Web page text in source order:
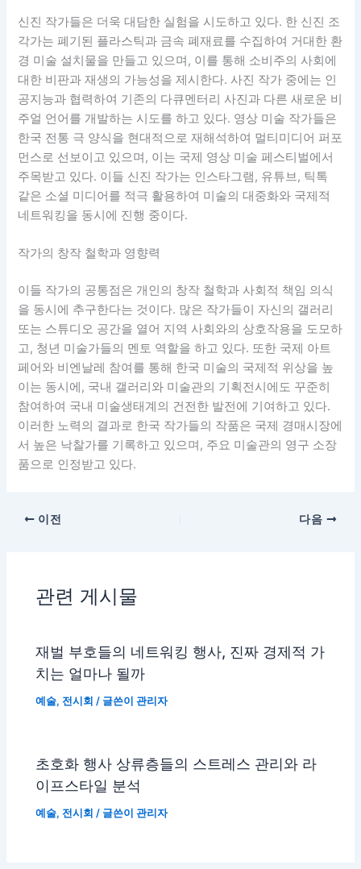
신진 작가들은 더욱 대담한 실험을 시도하고 있다. 한 신진 조
각가는 폐기된 플라스틱과 금속 폐재료를 수집하여 거대한 환
경 미술 설치물을 만들고 있으며, 이를 통해 소비주의 사회에
대한 비판과 재생의 가능성을 제시한다. 사진 작가 중에는 인
공지능과 협력하여 기존의 다큐멘터리 사진과 다른 새로운 비
주얼 언어를 개발하는 시도를 하고 있다. 영상 미술 작가들은
한국 전통 극 양식을 현대적으로 재해석하여 멀티미디어 퍼포
먼스로 선보이고 있으며, 이는 국제 영상 미술 페스티벌에서
주목받고 있다. 이들 신진 작가는 인스타그램, 유튜브, 틱톡
같은 소셜 미디어를 적극 활용하여 미술의 대중화와 국제적
네트워킹을 동시에 진행 중이다.
작가의 창작 철학과 영향력
이들 작가의 공통점은 개인의 창작 철학과 사회적 책임 의식
을 동시에 추구한다는 것이다. 많은 작가들이 자신의 갤러리
또는 스튜디오 공간을 열어 지역 사회와의 상호작용을 도모하
고, 청년 미술가들의 멘토 역할을 하고 있다. 또한 국제 아트
페어와 비엔날레 참여를 통해 한국 미술의 국제적 위상을 높
이는 동시에, 국내 갤러리와 미술관의 기획전시에도 꾸준히
참여하여 국내 미술생태계의 건전한 발전에 기여하고 있다.
이러한 노력의 결과로 한국 작가들의 작품은 국제 경매시장에
서 높은 낙찰가를 기록하고 있으며, 주요 미술관의 영구 소장
품으로 인정받고 있다.
이전 다음
관련 게시물
재벌 부호들의 네트워킹 행사, 진짜 경제적 가
치는 얼마나 될까
예술, 전시회 / 글쓴이관리자
초호화 행사 상류층들의 스트레스 관리와 라
이프스타일 분석
예술, 전시회 / 글쓴이관리자